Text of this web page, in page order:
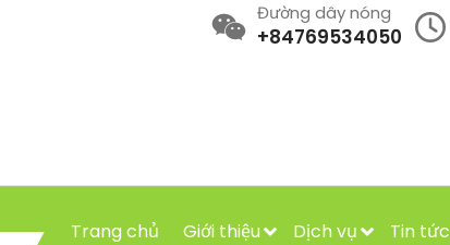
Đường dây nóng
+84769534050
Trang chủ Giới thiệu Dịch vụ Tin tức